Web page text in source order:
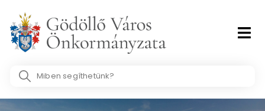
content
Search